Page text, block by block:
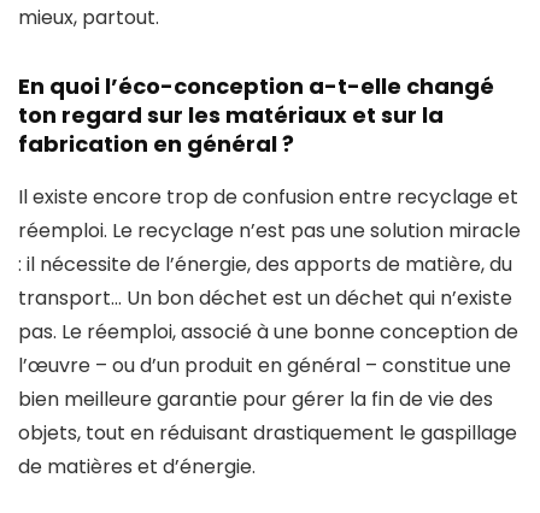
mieux, partout.
En quoi l’éco-conception a-t-elle changé
ton regard sur les matériaux et sur la
fabrication en général ?
Il existe encore trop de confusion entre recyclage et
réemploi. Le recyclage n’est pas une solution miracle
: il nécessite de l’énergie, des apports de matière, du
transport… Un bon déchet est un déchet qui n’existe
pas. Le réemploi, associé à une bonne conception de
l’œuvre – ou d’un produit en général – constitue une
bien meilleure garantie pour gérer la fin de vie des
objets, tout en réduisant drastiquement le gaspillage
de matières et d’énergie.